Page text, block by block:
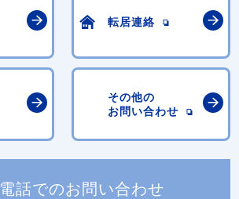
転居連絡
その他の
お問い合わせ
電話でのお問い合わせ